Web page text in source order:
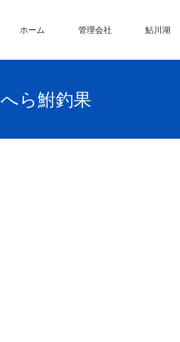
ホーム 管理会社 鮎川湖
へら鮒釣果